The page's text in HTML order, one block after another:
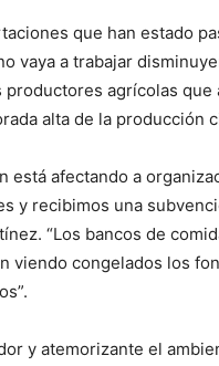
que han estado
vaya a trabajar
agrícolas que
alta de la producción
está afectando a
y recibimos una
“Los bancos de
viendo congelados los
y atemorizante el